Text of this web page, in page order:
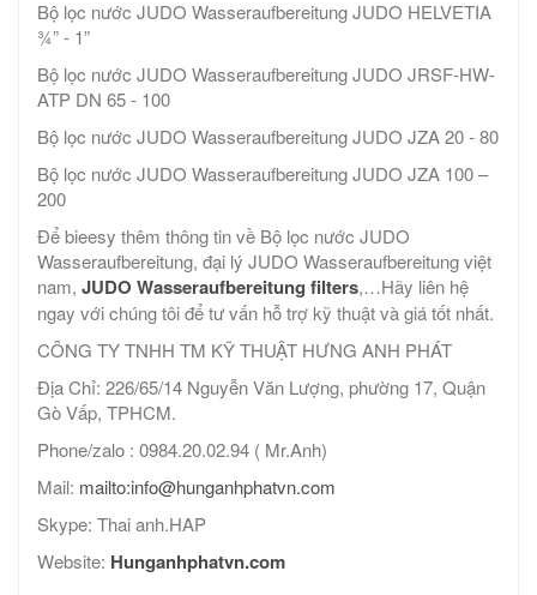
Bộ lọc nước JUDO Wasseraufbereitung JUDO HELVETIA
¾” - 1”
Bộ lọc nước JUDO Wasseraufbereitung JUDO JRSF-HW-
ATP DN 65 - 100
Bộ lọc nước JUDO Wasseraufbereitung JUDO JZA 20 - 80
Bộ lọc nước JUDO Wasseraufbereitung JUDO JZA 100 –
200
Để bieesy thêm thông tin về Bộ lọc nước JUDO
Wasseraufbereitung, đại lý JUDO Wasseraufbereitung việt
nam, JUDO Wasseraufbereitung filters,…Hãy liên hệ
ngay với chúng tôi để tư vấn hỗ trợ kỹ thuật và giá tốt nhất.
CÔNG TY TNHH TM KỸ THUẬT HƯNG ANH PHÁT
Địa Chỉ: 226/65/14 Nguyễn Văn Lượng, phường 17, Quận
Gò Vấp, TPHCM.
Phone/zalo : 0984.20.02.94 ( Mr.Anh)
Mail: mailto:info@hunganhphatvn.com
Skype: Thai anh.HAP
Website: Hunganhphatvn.com